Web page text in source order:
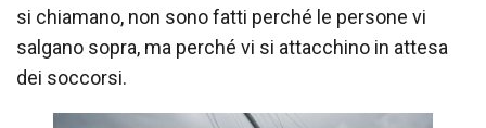
si chiamano, non sono fatti perché le persone vi
salgano sopra, ma perché vi si attacchino in attesa
dei soccorsi.